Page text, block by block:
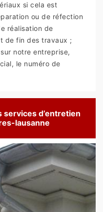
si cela est
ou de réfection
réalisation de
de fin des travaux ;
notre entreprise,
le numéro de
d’entretien
lausanne